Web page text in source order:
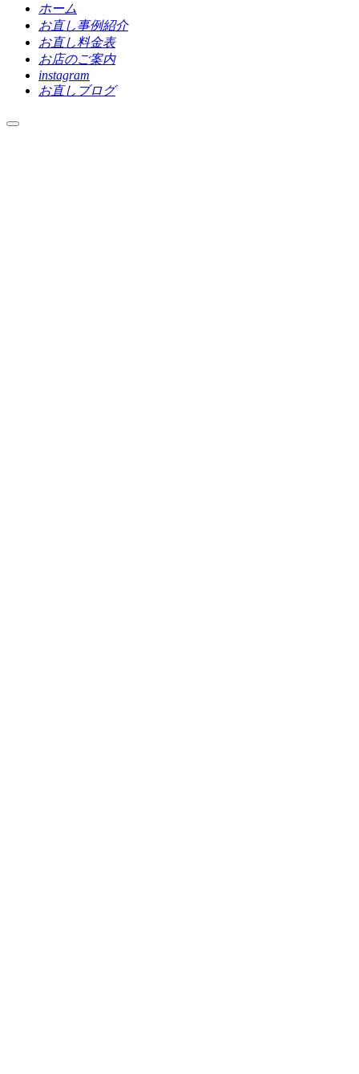
ホーム
お直し事例紹介
お直し料金表
お店のご案内
instagram
お直しブログ